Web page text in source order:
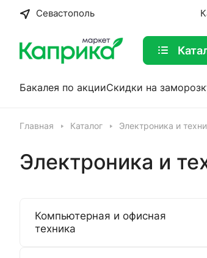
Севастополь
Бакалея по акцииСкидки на
Главная Каталог Электроника и
Электроника и
Компьютерная и офисная
техника